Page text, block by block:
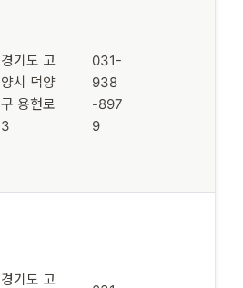
경기도 고
양시 덕양
구 용현로
3
031-
938
-897
9
경기도 고